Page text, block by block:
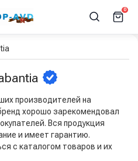
0
производителей на
хорошо зарекомендовал
Вся продукция
и имеет гарантию.
с каталогом товаров и их